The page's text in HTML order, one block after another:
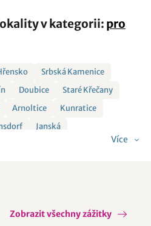
v kategorii: pro
Srbská Kamenice
Doubice
Staré Křečany
Arnoltice
Kunratice
Janská
Více
Zobrazit všechny zážitky